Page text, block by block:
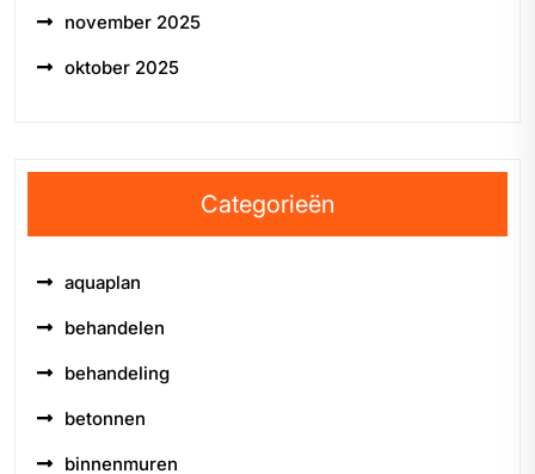
november 2025
oktober 2025
Categorieën
aquaplan
behandelen
behandeling
betonnen
binnenmuren